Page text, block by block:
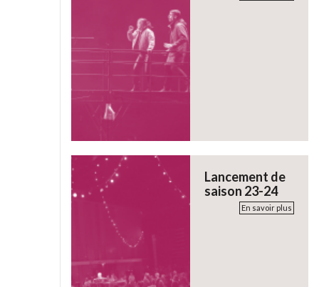
Lancement de
saison 23-24
En savoir plus